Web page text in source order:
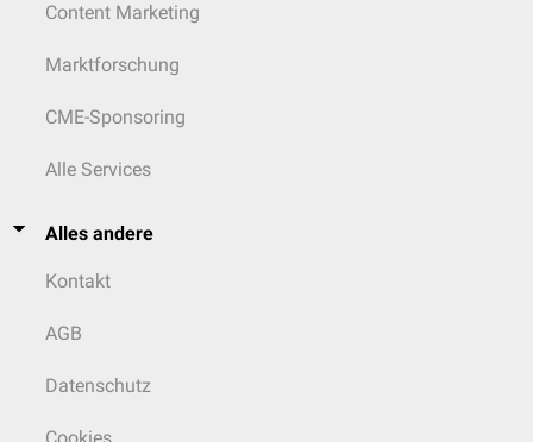
Content Marketing
Marktforschung
CME-Sponsoring
Alle Services
Alles andere
Kontakt
AGB
Datenschutz